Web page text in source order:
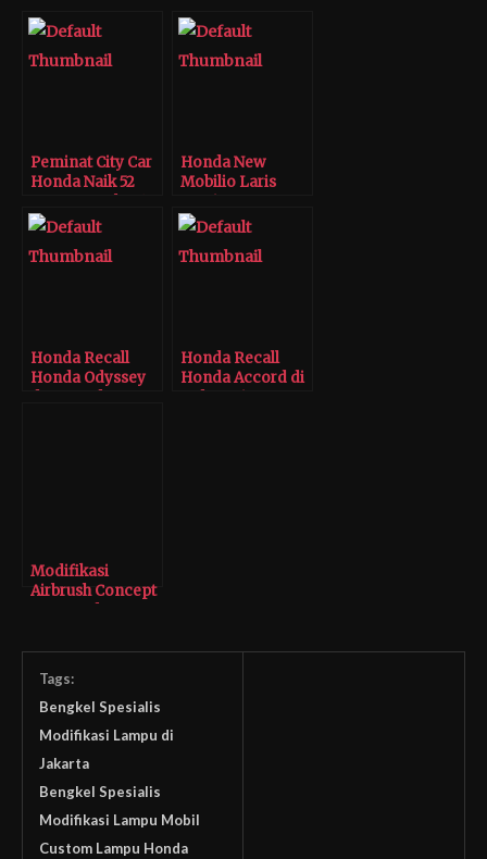
Peminat City Car
Honda Naik 52
Honda New
Mobilio Laris
Honda Recall
Honda Odyssey
Honda Recall
Honda Accord di
Modifikasi
Airbrush Concept
Tags:
Bengkel Spesialis
Modifikasi Lampu di
Jakarta
Bengkel Spesialis
Modifikasi Lampu Mobil
Custom Lampu Honda